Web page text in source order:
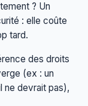
? Un
: elle coûte
tard.
des droits
(ex : un
ne devrait pas),